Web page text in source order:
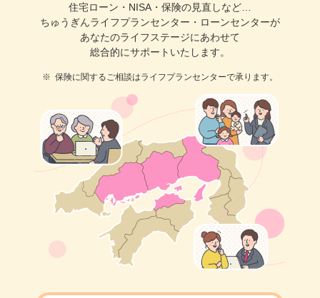
住宅ローン・NISA・保険の見直しなど…
ちゅうぎんライフプランセンター・ローンセンターが
あなたのライフステージにあわせて
総合的にサポートいたします。
※ 保険に関するご相談はライフプランセンターで承ります。